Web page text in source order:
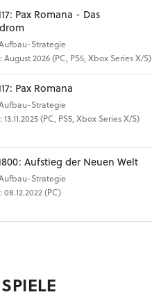
Pax Romana - Das
Strategie
August 2026 (PC, PS5, Xbox Series X/S)
Pax Romana
Strategie
13.11.2025 (PC, PS5, Xbox Series X/S)
Aufstieg der Neuen Welt
Strategie
08.12.2022 (PC)